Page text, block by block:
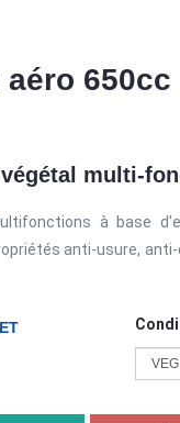
aéro 650cc
multi-
à base
anti-usure,